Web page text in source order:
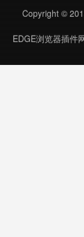
搜索引擎包括：
宝及影视漫画、大学
Copyright ©
EDGE浏览器插件